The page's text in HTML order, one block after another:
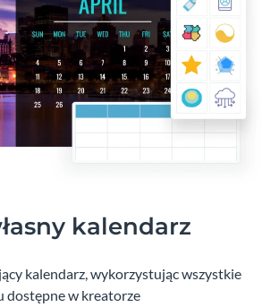
kalendarz
kalendarz, wykorzystując wszystkie
dostępne w kreatorze